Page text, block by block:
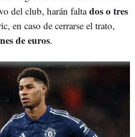
del club, harán faltados o tres
en caso de cerrarse el trato,
de euros.